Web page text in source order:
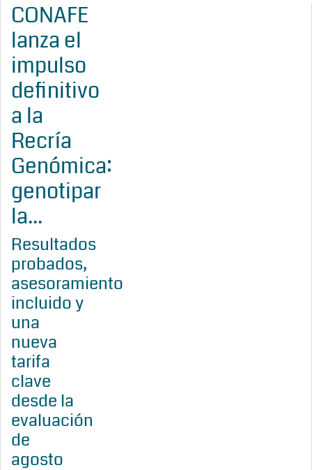
CONAFE
lanza el
impulso
definitivo
a la
Recría
Genómica:
genotipar
la...
Resultados
probados,
asesoramiento
incluido y
una
nueva
tarifa
clave
desde la
evaluación
de
agosto